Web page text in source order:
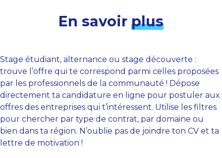
En savoir plus
Stage étudiant, alternance ou stage découverte :
trouve l’offre qui te correspond parmi celles proposées
par les professionnels de la communauté ! Dépose
directement ta candidature en ligne pour postuler aux
offres des entreprises qui t’intéressent. Utilise les filtres
pour chercher par type de contrat, par domaine ou
bien dans ta région. N’oublie pas de joindre ton CV et ta
lettre de motivation !